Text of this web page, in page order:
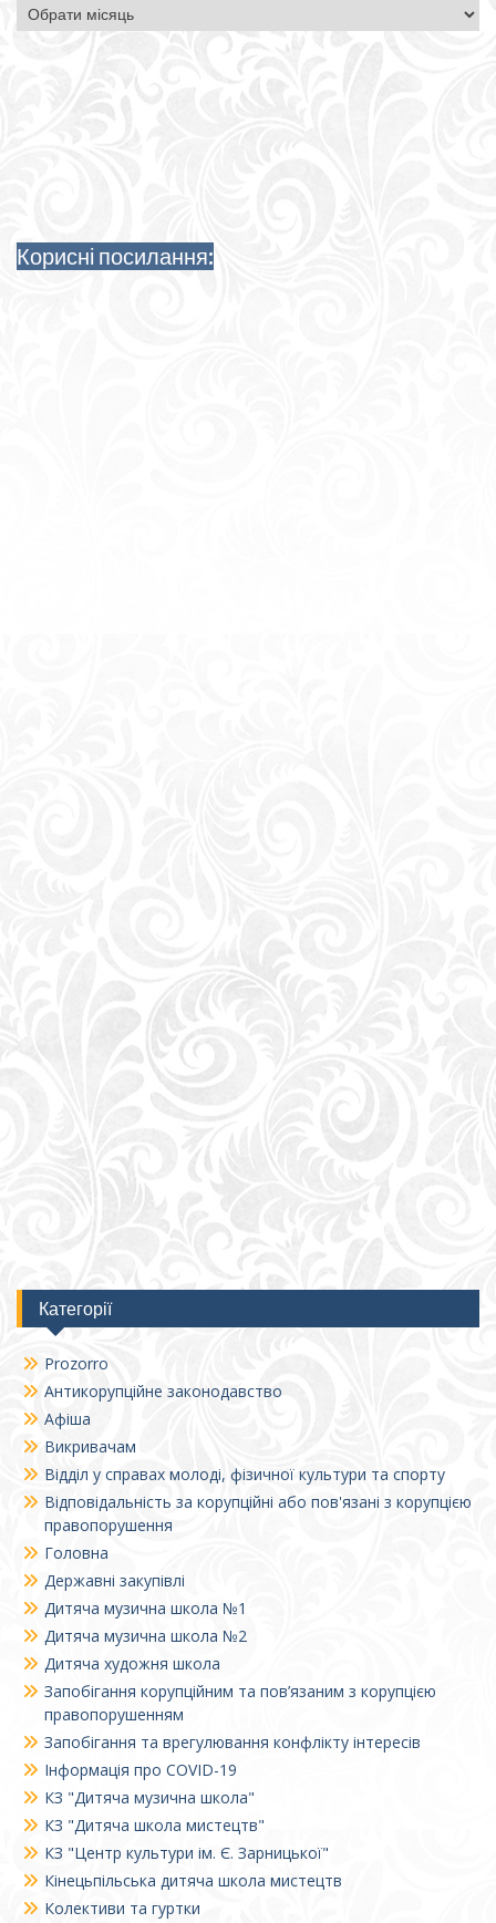
Архіви
Корисні посилання:
Категорії
Prozorro
Антикорупційне законодавство
Афіша
Викривачам
Відділ у справах молоді, фізичної культури та спорту
Відповідальність за корупційні або пов'язані з корупцією
правопорушення
Головна
Державні закупівлі
Дитяча музична школа №1
Дитяча музична школа №2
Дитяча художня школа
Запобігання корупційним та пов’язаним з корупцією
правопорушенням
Запобігання та врегулювання конфлікту інтересів
Інформація про COVID-19
КЗ "Дитяча музична школа"
КЗ "Дитяча школа мистецтв"
КЗ "Центр культури ім. Є. Зарницької"
Кінецьпільська дитяча школа мистецтв
Колективи та гуртки